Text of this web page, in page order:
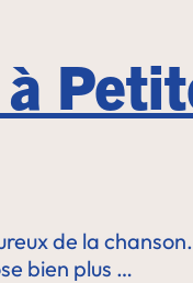
de la
bien plus …